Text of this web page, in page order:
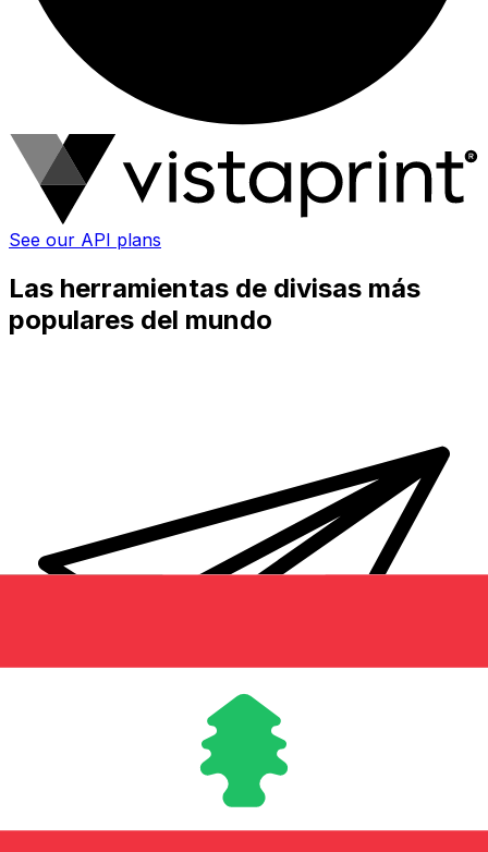
See our API plans
Las herramientas de divisas más
populares del mundo